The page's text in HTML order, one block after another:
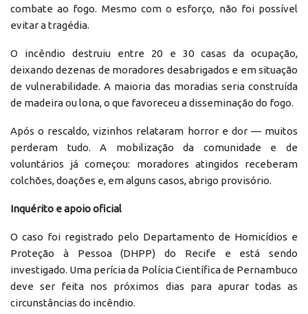
combate ao fogo. Mesmo com o esforço, não foi possível
evitar a tragédia.
O incêndio destruiu entre 20 e 30 casas da ocupação,
deixando dezenas de moradores desabrigados e em situação
de vulnerabilidade. A maioria das moradias seria construída
de madeira ou lona, o que favoreceu a disseminação do fogo.
Após o rescaldo, vizinhos relataram horror e dor — muitos
perderam tudo. A mobilização da comunidade e de
voluntários já começou: moradores atingidos receberam
colchões, doações e, em alguns casos, abrigo provisório.
Inquérito e apoio oficial
O caso foi registrado pelo Departamento de Homicídios e
Proteção à Pessoa (DHPP) do Recife e está sendo
investigado. Uma perícia da Polícia Científica de Pernambuco
deve ser feita nos próximos dias para apurar todas as
circunstâncias do incêndio.